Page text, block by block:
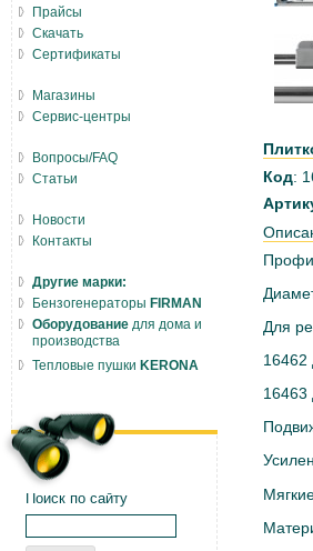
Код:
Для
16462
Прайсы
Скачать
Сертификаты
Магазины
Сервис-центры
Вопросы/FAQ
Статьи
Новости
Контакты
Другие марки:
Бензогенераторы FIRMAN
Оборудование для дома и
производства
Тепловые пушки KERONA
Поиск по сайту